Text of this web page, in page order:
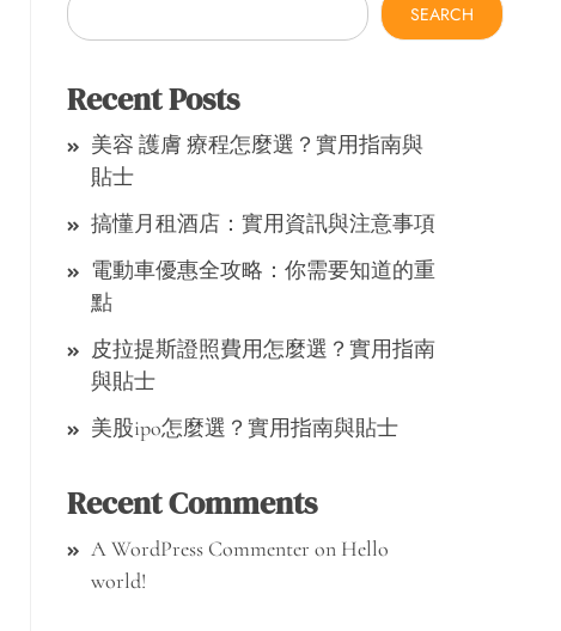
SEARCH
Recent Posts
美容 護膚 療程怎麼選？實用指南與
貼士
搞懂月租酒店：實用資訊與注意事項
電動車優惠全攻略：你需要知道的重
點
皮拉提斯證照費用怎麼選？實用指南
與貼士
美股ipo怎麼選？實用指南與貼士
Recent Comments
A WordPress Commenter on Hello
world!